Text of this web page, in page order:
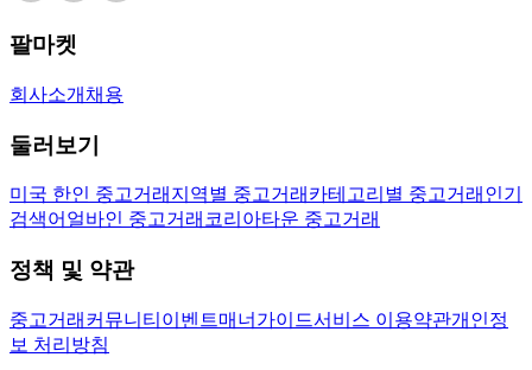
팔마켓
회사소개 채용
둘러보기
미국 한인 중고거래 지역별 중고거래 카테고리별 중고거래 인기
검색어 얼바인 중고거래 코리아타운 중고거래
정책 및 약관
중고거래 커뮤니티 이벤트매너가이드서비스 이용약관개인정
보 처리방침